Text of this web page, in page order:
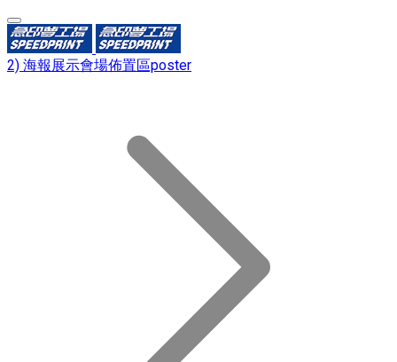
2) 海報展示會場佈置區poster